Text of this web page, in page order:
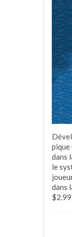
pique
dans
le
dans